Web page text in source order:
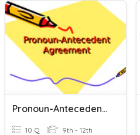
Pronoun-Antecedent Agreement
10 Q 9th - 12th